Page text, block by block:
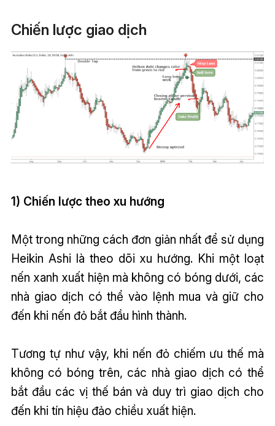
Chiến lược giao dịch
1) Chiến lược theo xu hướng
Một trong những cách đơn giản nhất để sử dụng
Heikin Ashi là theo dõi xu hướng. Khi một loạt
nến xanh xuất hiện mà không có bóng dưới, các
nhà giao dịch có thể vào lệnh mua và giữ cho
đến khi nến đỏ bắt đầu hình thành.
Tương tự như vậy, khi nến đỏ chiếm ưu thế mà
không có bóng trên, các nhà giao dịch có thể
bắt đầu các vị thế bán và duy trì giao dịch cho
đến khi tín hiệu đảo chiều xuất hiện.